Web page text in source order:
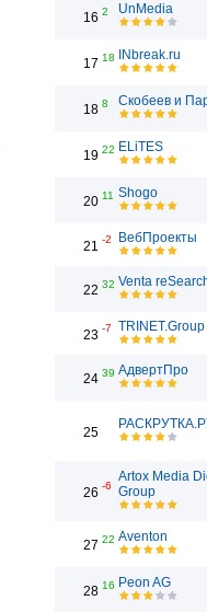
16 2 UnMedia
17 18 INbreak.ru
18 8 Скобеев и
19 22 ELiTES
20 11 Shogo
21 -2 ВебПроекты
22 32 Venta
23 -7 TRINET.Group
24 39 АдвертПро
25
26 -6
Artox Media
Group
27 22 Aventon
28 16 Peon AG